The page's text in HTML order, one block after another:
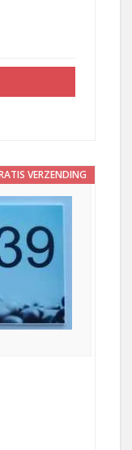
VERZENDING